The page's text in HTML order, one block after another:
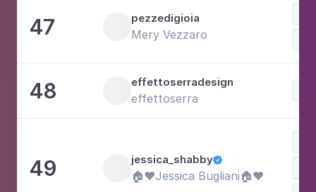
47 pezzedigioia
Mery Vezzaro
48 effettoserradesign
effettoserra
49 jessica_shabby
🏠❤️Jessica Bugliani🏠❤️